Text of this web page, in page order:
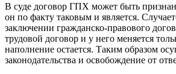
В суде договор ГПХ может быть
он по факту таковым и является.
заключении гражданско-правового
трудовой договор и у него меняется
наполнение остается. Таким образом
законодательства и освобождение от